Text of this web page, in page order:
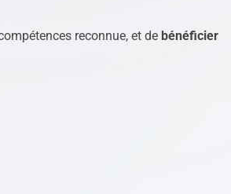
reconnue, et de bénéficier